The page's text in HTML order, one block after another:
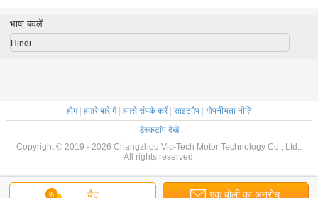
चैट एक बोली का अनुरोध
भाषा बदलें
Hindi
होम| हमारे बारे में| हमसे संपर्क करें| साइटमैप| गोपनीयता नीति
डेस्कटॉप देखें
Copyright © 2019 - 2026 Changzhou Vic-Tech Motor Technology Co., Ltd..
All rights reserved.